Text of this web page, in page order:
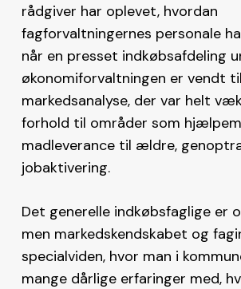
rådgiver har oplevet, hvordan
fagforvaltningernes personale
når en presset indkøbsafdeling
økonomiforvaltningen er vendt
markedsanalyse, der var helt
forhold til områder som
madleverance til ældre,
jobaktivering.
Det generelle indkøbsfaglige er
men markedskendskabet og
specialviden, hvor man i
mange dårlige erfaringer med,